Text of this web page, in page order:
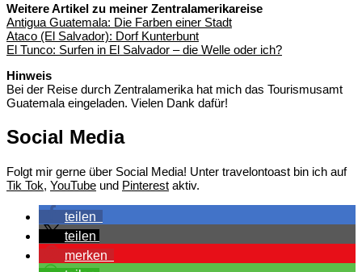
Weitere Artikel zu meiner Zentralamerikareise
Antigua Guatemala: Die Farben einer Stadt
Ataco (El Salvador): Dorf Kunterbunt
El Tunco: Surfen in El Salvador – die Welle oder ich?
Hinweis
Bei der Reise durch Zentralamerika hat mich das Tourismusamt
Guatemala eingeladen. Vielen Dank dafür!
Social Media
Folgt mir gerne über Social Media! Unter travelontoast bin ich auf
Tik Tok, YouTube und Pinterest aktiv.
teilen
teilen
merken